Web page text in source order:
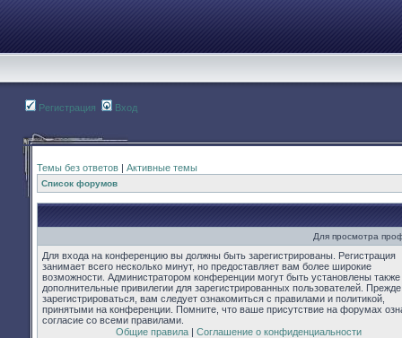
Регистрация Вход
Темы без ответов | Активные темы
Список форумов
Для просмотра
Для входа на конференцию вы должны быть зарегистрированы. Регистрация
занимает всего несколько минут, но предоставляет вам более широкие
возможности. Администратором конференции могут быть установлены также
дополнительные привилегии для зарегистрированных пользователей.
зарегистрироваться, вам следует ознакомиться с правилами и политикой,
принятыми на конференции. Помните, что ваше присутствие на форумах
согласие со всеми правилами.
Общие правила| Соглашение о конфиденциальности